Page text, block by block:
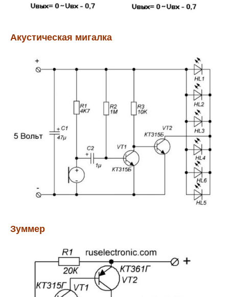
Акустическая мигалка
Зуммер